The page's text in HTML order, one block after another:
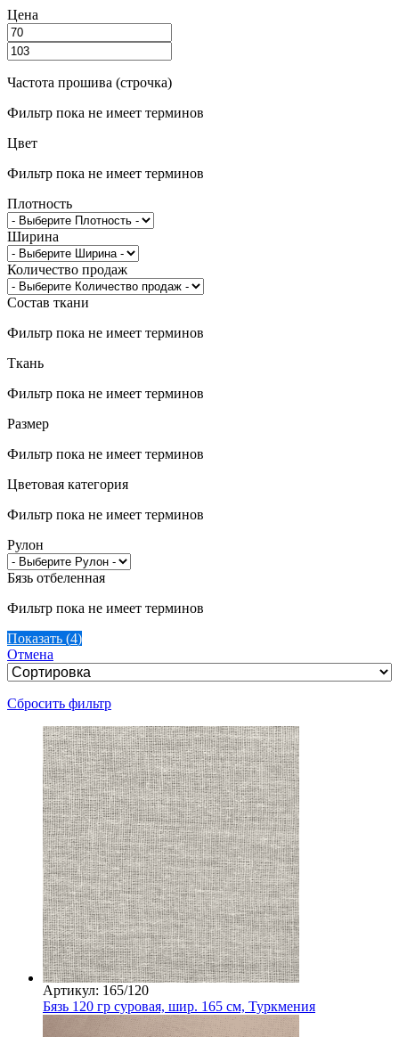
Цена
Частота прошива (строчка)
Фильтр пока не имеет терминов
Цвет
Фильтр пока не имеет терминов
Плотность
Ширина
Количество продаж
Состав ткани
Фильтр пока не имеет терминов
Ткань
Фильтр пока не имеет терминов
Размер
Фильтр пока не имеет терминов
Цветовая категория
Фильтр пока не имеет терминов
Рулон
Бязь отбеленная
Фильтр пока не имеет терминов
Показать (4)
Отмена
Сбросить фильтр
Артикул: 165/120
Бязь 120 гр суровая, шир. 165 см, Туркмения